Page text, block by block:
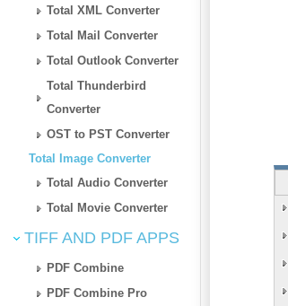
Total XML Converter
Total Mail Converter
Total Outlook Converter
Total Thunderbird
Converter
OST to PST Converter
Total Image Converter
Total Audio Converter
Total Movie Converter
TIFF AND PDF APPS
PDF Combine
PDF Combine Pro